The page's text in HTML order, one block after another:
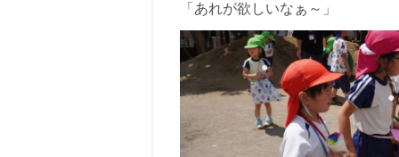
「あれが欲しいなぁ～」